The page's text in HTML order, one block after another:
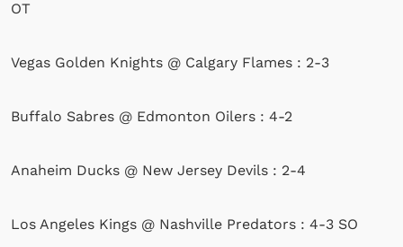
OT
Vegas Golden Knights @ Calgary Flames : 2-3
Buffalo Sabres @ Edmonton Oilers : 4-2
Anaheim Ducks @ New Jersey Devils : 2-4
Los Angeles Kings @ Nashville Predators : 4-3 SO